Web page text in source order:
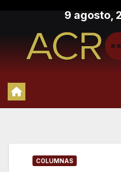
contenido
9 agosto,
COLUMNAS